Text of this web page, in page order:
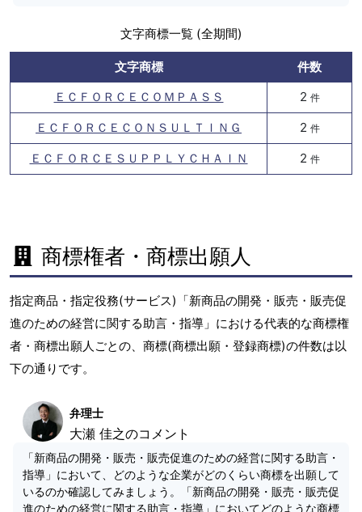
文字商標一覧 (全期間)
文字商標
件数
ＥＣＦＯＲＣＥＣＯＭＰＡＳＳ
2 件
ＥＣＦＯＲＣＥＣＯＮＳＵＬＴＩＮＧ 2 件
ＥＣＦＯＲＣＥＳＵＰＰＬＹＣＨＡＩＮ 2 件
商標権者・商標出願人
指定商品・指定役務(サービス)「新商品の開発・販売・販売促
進のための経営に関する助言・指導」における代表的な商標権
者・商標出願人ごとの、商標(商標出願・登録商標)の件数は以
下の通りです。
弁理士
大瀬 佳之のコメント
「新商品の開発・販売・販売促進のための経営に関する助言・
指導」において、どのような企業がどのくらい商標を出願して
いるのか確認してみましょう。「新商品の開発・販売・販売促
進のための経営に関する助言・指導」においてどのような商標